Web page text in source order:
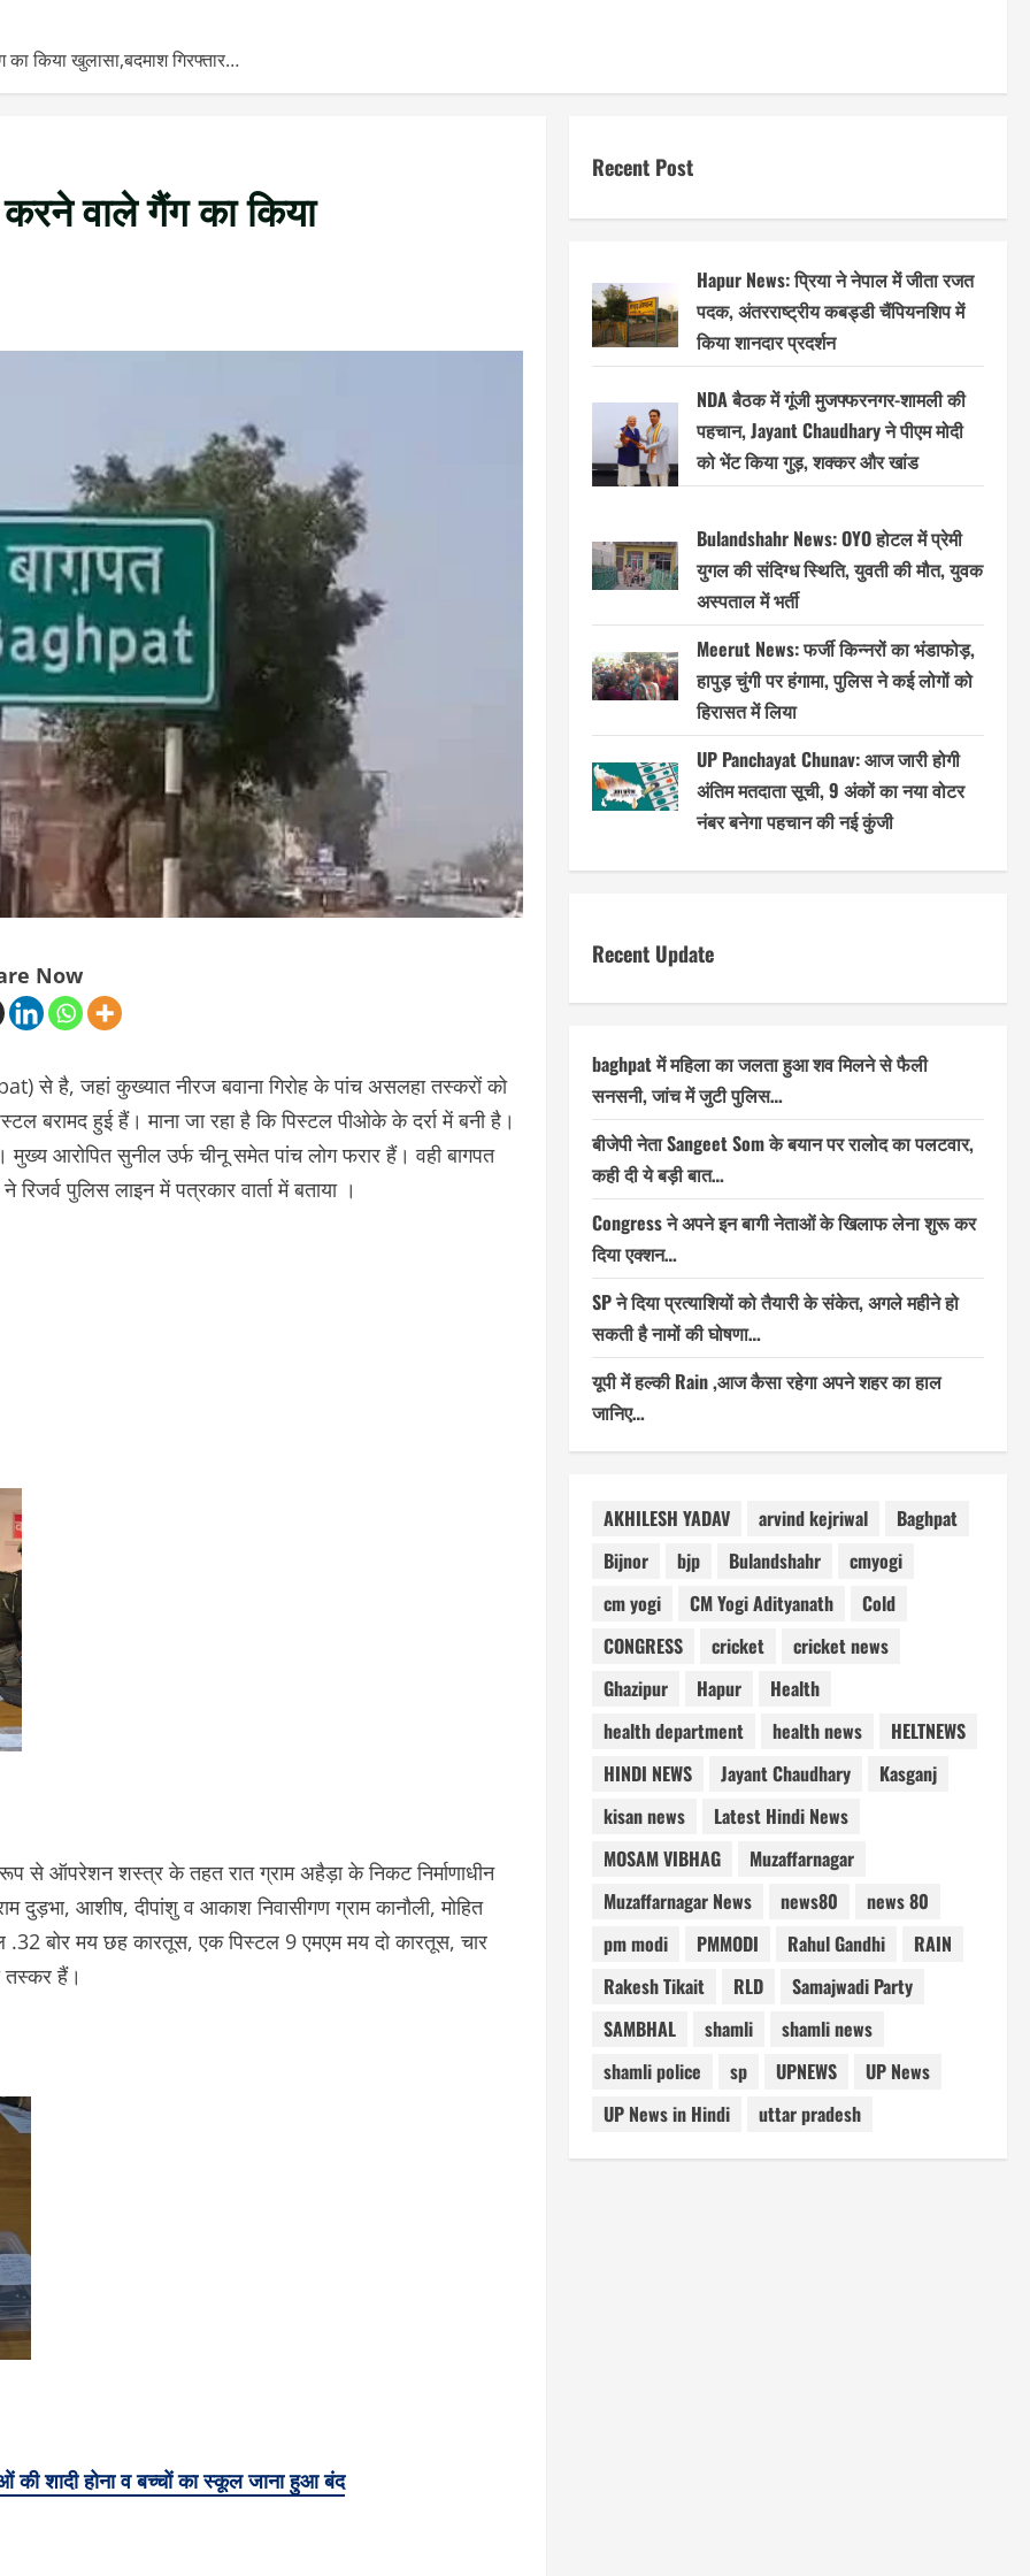
किया खुलासा,बदमाश गिरफ्तार…
वाले गैंग का किया
Now
से है, जहां कुख्यात नीरज बवाना गिरोह के पांच असलहा तस्करों को
बरामद हुई हैं। माना जा रहा है कि पिस्टल पीओके के दर्रा में बनी है।
आरोपित सुनील उर्फ चीनू समेत पांच लोग फरार हैं। वही बागपत
पुलिस लाइन में पत्रकार वार्ता में बताया ।
से ऑपरेशन शस्त्र के तहत रात ग्राम अहैड़ा के निकट निर्माणाधीन
दुड़भा, आशीष, दीपांशु व आकाश निवासीगण ग्राम कानौली, मोहित
.32 बोर मय छह कारतूस, एक पिस्टल 9 एमएम मय दो कारतूस, चार
तस्कर हैं।
शादी होना व बच्चों का स्कूल जाना हुआ बंद
Recent Post
Hapur News: प्रिया ने नेपाल में जीता रजत
पदक, अंतरराष्ट्रीय कबड्डी चैंपियनशिप में
किया शानदार प्रदर्शन
NDA बैठक में गूंजी मुजफ्फरनगर-शामली की
पहचान, Jayant Chaudhary ने पीएम मोदी
को भेंट किया गुड़, शक्कर और खांड
Bulandshahr News: OYO होटल में प्रेमी
युगल की संदिग्ध स्थिति, युवती की मौत, युवक
अस्पताल में भर्ती
Meerut News: फर्जी किन्नरों का भंडाफोड़,
हापुड़ चुंगी पर हंगामा, पुलिस ने कई लोगों को
हिरासत में लिया
UP Panchayat Chunav: आज जारी होगी
अंतिम मतदाता सूची, 9 अंकों का नया वोटर
नंबर बनेगा पहचान की नई कुंजी
Recent Update
baghpat में महिला का जलता हुआ शव मिलने से फैली
सनसनी, जांच में जुटी पुलिस…
बीजेपी नेता Sangeet Som के बयान पर रालोद का पलटवार,
कही दी ये बड़ी बात…
Congress ने अपने इन बागी नेताओं के खिलाफ लेना शुरू कर
दिया एक्शन…
SP ने दिया प्रत्याशियों को तैयारी के संकेत, अगले महीने हो
सकती है नामों की घोषणा…
यूपी में हल्की Rain ,आज कैसा रहेगा अपने शहर का हाल
जानिए…
AKHILESH YADAV arvind kejriwal
Baghpat
Bijnor
bjp Bulandshahr
cmyogi
cm yogi
CM Yogi Adityanath
Cold
CONGRESS
cricket
cricket news
Ghazipur
Hapur
Health
health department
health news
HELTNEWS
HINDI NEWS
Jayant Chaudhary
Kasganj
kisan news
Latest Hindi News
MOSAM VIBHAG
Muzaffarnagar
Muzaffarnagar News
news80
news 80
pm modi
PMMODI Rahul Gandhi
RAIN
Rakesh Tikait
RLD
Samajwadi Party
SAMBHAL
shamli
shamli news
shamli police
sp UPNEWS
UP News
UP News in Hindi
uttar pradesh